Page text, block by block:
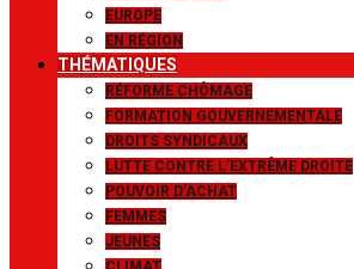
EUROPE
EN RÉGION
THÉMATIQUES
RÉFORME CHÔMAGE
FORMATION GOUVERNEMENTALE
DROITS SYNDICAUX
LUTTE CONTRE L’EXTRÊME DROITE
POUVOIR D’ACHAT
FEMMES
JEUNES